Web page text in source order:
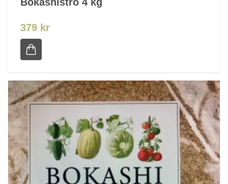
379 kr